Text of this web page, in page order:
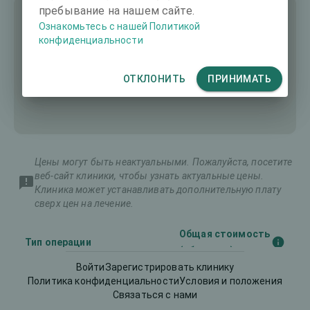
Цены могут быть неактуальными. Пожалуйста, посетите
веб-сайт клиники, чтобы узнать актуальные цены.
Клиника может устанавливать дополнительную плату
сверх цен на лечение.
Тип операции
Общая стоимость
(оба глаза)
Имплантируемые
8383 €
ВойтиЗарегистрировать клинику
Политика конфиденциальностиУсловия и положения
Связаться с нами
пребывание на нашем сайте.
Ознакомьтесь с нашей Политикой
конфиденциальности
ОТКЛОНИТЬ ПРИНИМАТЬ